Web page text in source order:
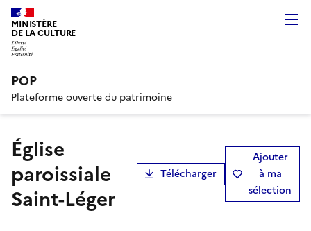
MINISTÈRE
DE LA CULTURE
POP
Plateforme ouverte du patrimoine
église
paroissiale
Saint-Léger
Télécharger
Ajouter
à ma
sélection